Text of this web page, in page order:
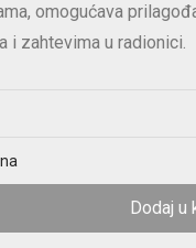
omogućava
i zahtevima u radionici.
Dodaj u